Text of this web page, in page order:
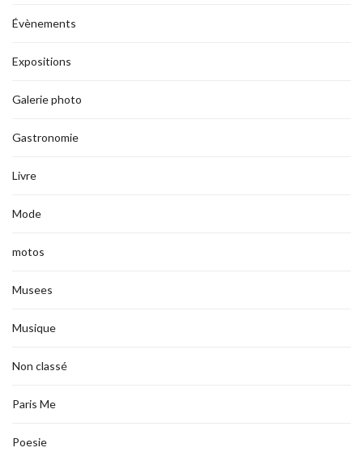
Évènements
Expositions
Galerie photo
Gastronomie
Livre
Mode
motos
Musees
Musique
Non classé
Paris Me
Poesie